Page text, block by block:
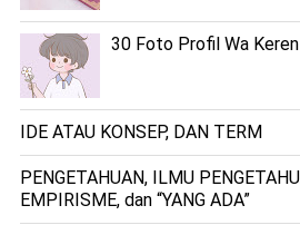
30 Foto Profil Wa
IDE ATAU KONSEP, DAN TERM
PENGETAHUAN, ILMU
EMPIRISME, dan “YANG ADA”